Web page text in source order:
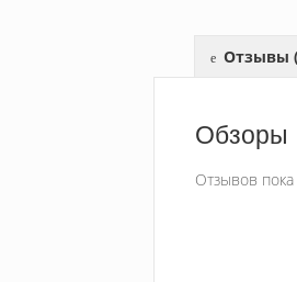
Отзывы
Обзоры
Отзывов пока